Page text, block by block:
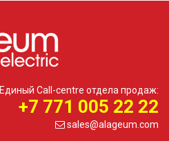
Единый Call-centre отдела продаж:
+7 771 005 22 22
sales@alageum.com